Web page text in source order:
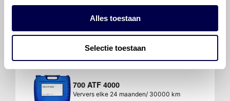
Alles toestaan
Selectie toestaan
700 ATF 3353
Ververs elke 24 maanden/ 30000 km
700 ATF 4000
Ververs elke 24 maanden/ 30000 km